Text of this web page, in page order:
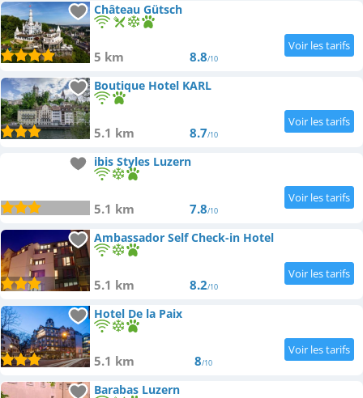
Château Gütsch
5 km 8.8/10
Boutique Hotel KARL
5.1 km 8.7/10
ibis Styles Luzern
5.1 km 7.8/10
Ambassador Self Check-in Hotel
5.1 km 8.2/10
Hotel De la Paix
5.1 km 8/10
Barabas Luzern